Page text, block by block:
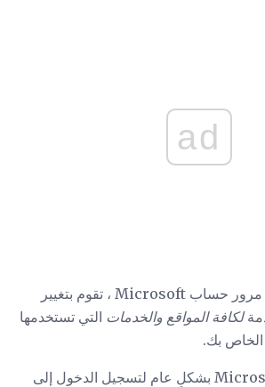
ad
عند إعادة تعيين كلمة مرور حساب Microsoft ، تقوم بتغيير
لكافة المواقع والخدمات التي تستخدمها
تستخدم حسابات Microsoft بشكلٍ عام لتسجيل الدخول إلى